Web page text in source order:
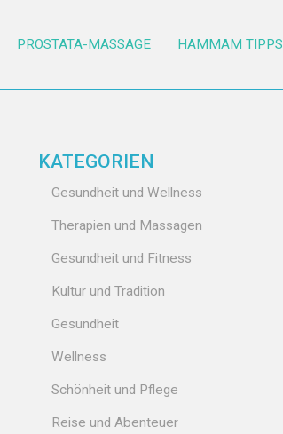
PROSTATA-MASSAGE HAMMAM TIPPS
KATEGORIEN
Gesundheit und Wellness
Therapien und Massagen
Gesundheit und Fitness
Kultur und Tradition
Gesundheit
Wellness
Schönheit und Pflege
Reise und Abenteuer